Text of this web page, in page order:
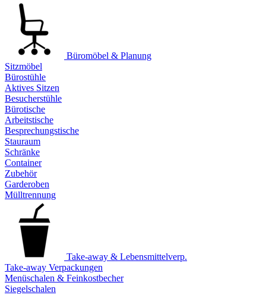
Büromöbel & Planung
Sitzmöbel
Bürostühle
Aktives Sitzen
Besucherstühle
Bürotische
Arbeitstische
Besprechungstische
Stauraum
Schränke
Container
Zubehör
Garderoben
Mülltrennung
Take-away & Lebensmittelverp.
Take-away Verpackungen
Menüschalen & Feinkostbecher
Siegelschalen